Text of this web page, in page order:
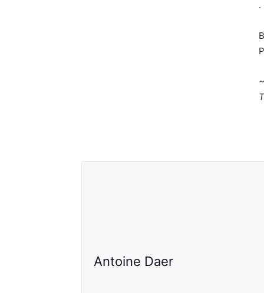
Antoine Daer